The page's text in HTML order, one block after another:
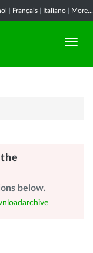
Français Italiano More...
below.